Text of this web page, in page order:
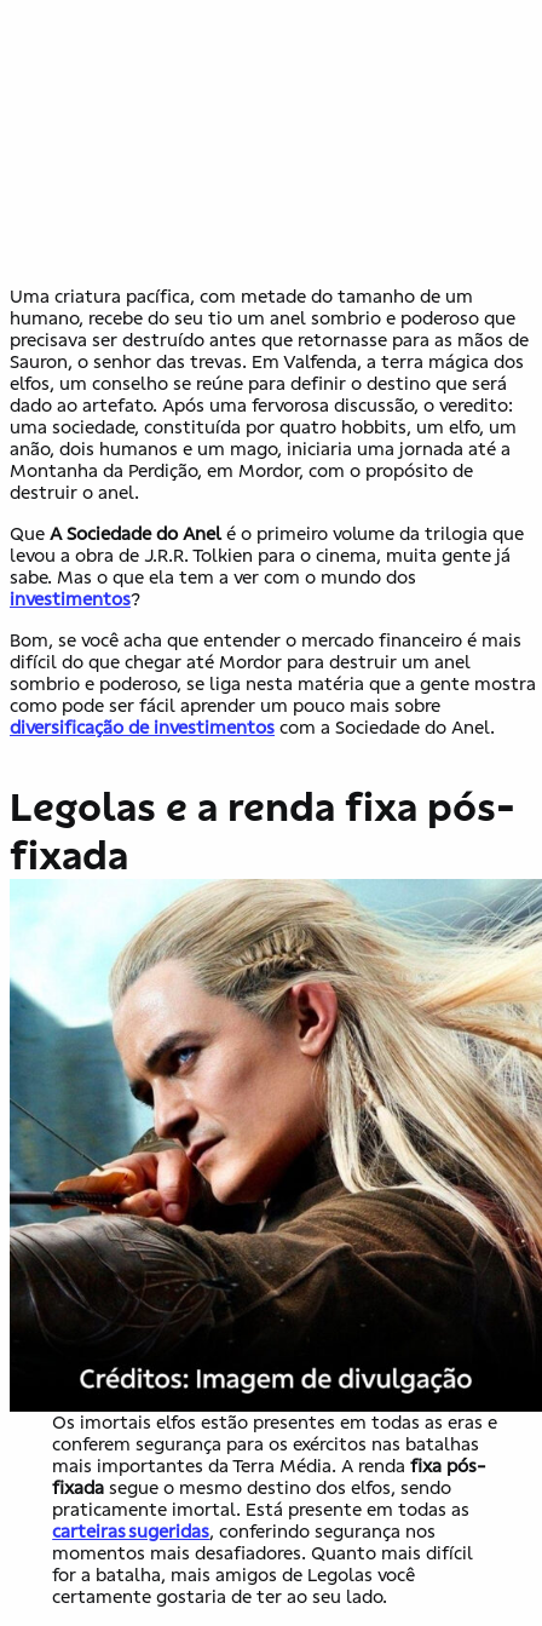
Uma criatura pacífica, com metade do tamanho de um
humano, recebe do seu tio um anel sombrio e poderoso que
precisava ser destruído antes que retornasse para as mãos de
Sauron, o senhor das trevas. Em Valfenda, a terra mágica dos
elfos, um conselho se reúne para definir o destino que será
dado ao artefato. Após uma fervorosa discussão, o veredito:
uma sociedade, constituída por quatro hobbits, um elfo, um
anão, dois humanos e um mago, iniciaria uma jornada até a
Montanha da Perdição, em Mordor, com o propósito de
destruir o anel.
Que A Sociedade do Anelé o primeiro volume da trilogia que
levou a obra de J.R.R. Tolkien para o cinema, muita gente já
sabe. Mas o que ela tem a ver com o mundo dos
investimentos?
Bom, se você acha que entender o mercado financeiro é mais
difícil do que chegar até Mordor para destruir um anel
sombrio e poderoso, se liga nesta matéria que a gente mostra
como pode ser fácil aprender um pouco mais sobre
diversificação de investimentos com a Sociedade do Anel.
Legolas e a renda fixa pós-
fixada
Os imortais elfos estão presentes em todas as eras e
conferem segurança para os exércitos nas batalhas
mais importantes da Terra Média. A rendafixa pós-
fixada segue o mesmo destino dos elfos, sendo
praticamente imortal. Está presente em todas as
carteiras sugeridas, conferindo segurança nos
momentos mais desafiadores. Quanto mais difícil
for a batalha, mais amigos de Legolas você
certamente gostaria de ter ao seu lado.